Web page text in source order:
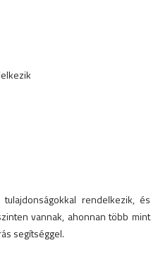
rendelkezik, és
vannak, ahonnan több mint
segítséggel.